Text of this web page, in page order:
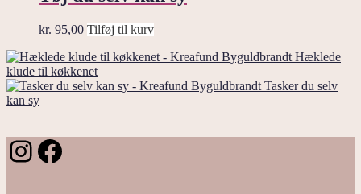
kr. 95,00 Tilføj til kurv
Hæklede
klude til køkkenet
Tasker du selv
kan sy
Instagram
Facebook